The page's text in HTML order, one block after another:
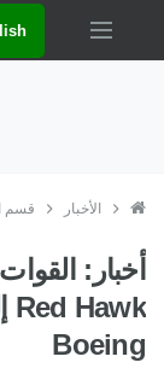
الأخبار قسم
Boeing